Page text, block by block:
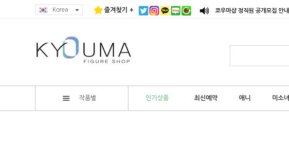
Korea 즐겨찾기 + 쿄우마샵 정직원 공개모집 안내
작품별 인기상품 최신예약 애니 미소녀